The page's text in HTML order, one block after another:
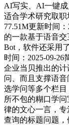
AI写实、AI一键
适合学术研究取职
77.51M更新时间
的一款基于语音
Bot，软件还采用
时间：2025-09-
企业当贝推出的
问、而且支撑语
选学问等多个栏
所不包的糊口学
律的文心一言，
查询的标题问题